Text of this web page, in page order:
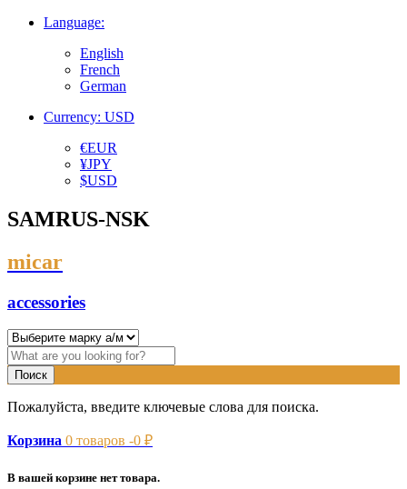
Language:
English
French
German
Currency: USD
€EUR
¥JPY
$USD
SAMRUS-NSK
micar
accessories
Пожалуйста, введите ключевые слова для поиска.
Корзина 0 товаров -0 ₽
В вашей корзине нет товара.